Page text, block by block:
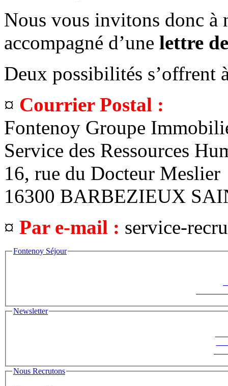
Nous vous invitons donc
accompagné d’une lettre
Deux possibilités s’offrent
¤ Courrier Postal :
Fontenoy Groupe
Service des Ressources
16, rue du Docteur Meslier
16300 BARBEZIEUX
¤ Par e-mail : service-
Fontenoy Séjour
Newsletter
Nous Recrutons